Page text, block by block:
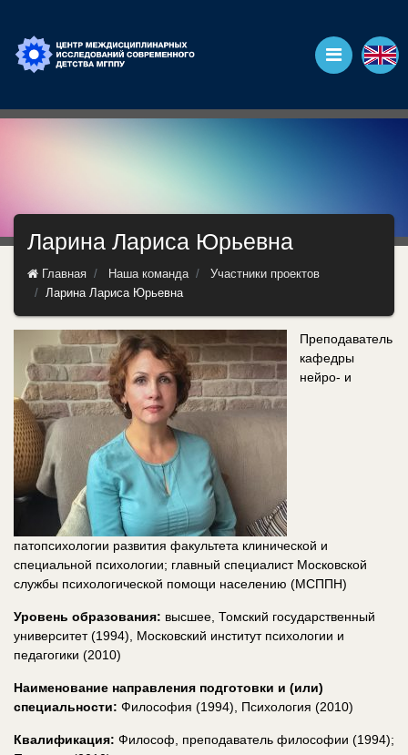
Ларина Лариса Юрьевна
Главная Наша команда
Участники проектов
Ларина Лариса Юрьевна
Преподаватель
кафедры
нейро- и
патопсихологии развития факультета клинической и
специальной психологии; главный специалист Московской
службы психологической помощи населению (МСППН)
Уровень образования: высшее, Томский государственный
университет (1994), Московский институт психологии и
педагогики (2010)
Наименование направления подготовки и (или)
специальности: Философия (1994), Психология (2010)
Квалификация: Философ, преподаватель философии (1994);